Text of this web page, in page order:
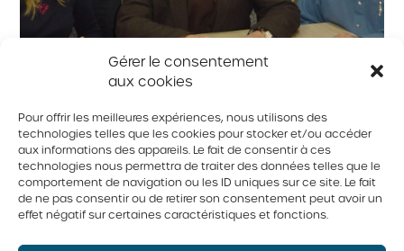
Gérer le consentement
aux cookies
Pour offrir les meilleures expériences, nous utilisons des
technologies telles que les cookies pour stocker et/ou accéder
aux informations des appareils. Le fait de consentir à ces
technologies nous permettra de traiter des données telles que le
comportement de navigation ou les ID uniques sur ce site. Le fait
de ne pas consentir ou de retirer son consentement peut avoir un
effet négatif sur certaines caractéristiques et fonctions.
Dans la même région